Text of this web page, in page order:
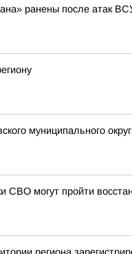
ранены после атак
муниципального
СВО могут пройти